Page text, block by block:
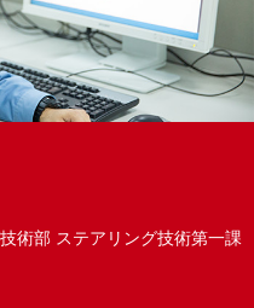
術部 ステアリング技術第一課